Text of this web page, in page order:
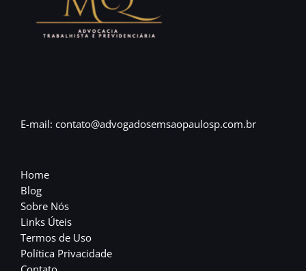
E-mail: contato@advogadosemsaopaulosp.com.br
Home
Blog
Sobre Nós
Links Úteis
Termos de Uso
Política Privacidade